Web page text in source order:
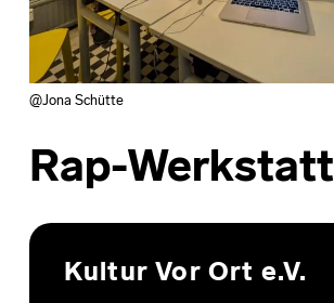
@Jona Schütte
Rap-Werkstatt
Skip back to main navigation
Kultur Vor Ort e.V.